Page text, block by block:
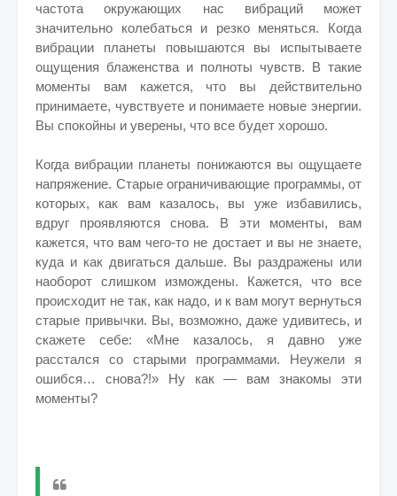
частота окружающих нас вибраций может
значительно колебаться и резко меняться. Когда
вибрации планеты повышаются вы испытываете
ощущения блаженства и полноты чувств. В такие
моменты вам кажется, что вы действительно
принимаете, чувствуете и понимаете новые энергии.
Вы спокойны и уверены, что все будет хорошо.
Когда вибрации планеты понижаются вы ощущаете
напряжение. Старые ограничивающие программы, от
которых, как вам казалось, вы уже избавились,
вдруг проявляются снова. В эти моменты, вам
кажется, что вам чего-то не достает и вы не знаете,
куда и как двигаться дальше. Вы раздражены или
наоборот слишком измождены. Кажется, что все
происходит не так, как надо, и к вам могут вернуться
старые привычки. Вы, возможно, даже удивитесь, и
скажете себе: «Мне казалось, я давно уже
расстался со старыми программами. Неужели я
ошибся… снова?!» Ну как — вам знакомы эти
моменты?